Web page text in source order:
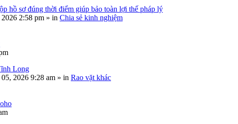
hồ sơ đúng thời điểm giúp bảo toàn lợi thế pháp lý
2:58 pm » in Chia sẻ kinh nghiệm
Long
2026 9:28 am » in Rao vặt khác